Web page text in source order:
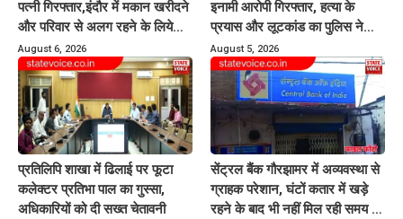
पत्नी गिरफ्तार,इंदौर में मकान खरीदने
और परिवार से अलग रहने के लिये
करती थी प्रताड़ित
August 6, 2026
इनामी आरोपी गिरफ्तार, हत्या के
प्रयास और लूटकांड का पुलिस ने
किया खुलासा
August 5, 2026
प्रतिलिपि शाखा में ढिलाई पर फूटा
कलेक्टर प्रतिभा पाल का गुस्सा,
अधिकारियों को दी सख्त चेतावनी
सेंट्रल बैंक गौरझामर में अव्यवस्था से
ग्राहक परेशान, घंटों कतार में खड़े
रहने के बाद भी नहीं मिल रही समय पर